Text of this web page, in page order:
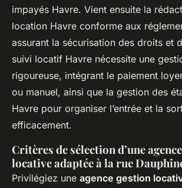
impayés Havre. Vient ensuite la
location Havre conforme aux
assurant la sécurisation des droits et
suivi locatif Havre nécessite une
rigoureuse, intégrant le paiement
ou manuel, ainsi que la gestion des
Havre pour organiser l’entrée et la
efficacement.
Critères de sélection d’une
locative adaptée à la rue
Privilégiez une agence gestion